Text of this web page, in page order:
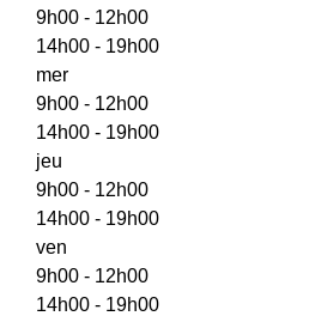
9h00 - 12h00
14h00 - 19h00
mer
9h00 - 12h00
14h00 - 19h00
jeu
9h00 - 12h00
14h00 - 19h00
ven
9h00 - 12h00
14h00 - 19h00